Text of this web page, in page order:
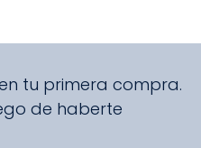
tu primera compra.
de haberte